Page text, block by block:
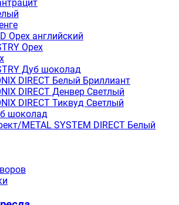
Орех английский
Орех
Дуб шоколад
DIRECT Белый Бриллиант
DIRECT Денвер Светлый
DIRECT Тиквуд Светлый
шоколад
METAL SYSTEM DIRECT Белый